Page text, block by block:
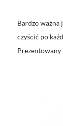
Bardzo ważna
czyścić po
Prezentowany